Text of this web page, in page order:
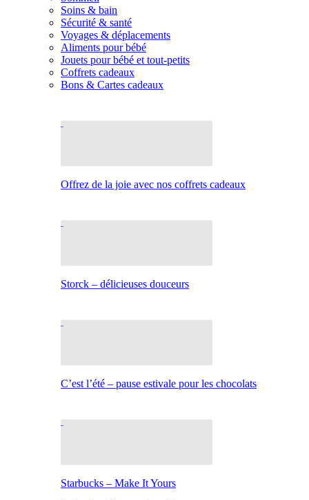
Soins & bain
Sécurité & santé
Voyages & déplacements
Aliments pour bébé
Jouets pour bébé et tout-petits
Coffrets cadeaux
Bons & Cartes cadeaux
Offrez de la joie avec nos coffrets cadeaux
Storck – délicieuses douceurs
C’est l’été – pause estivale pour les chocolats
Starbucks – Make It Yours